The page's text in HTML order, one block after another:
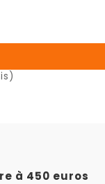
à 450 euros